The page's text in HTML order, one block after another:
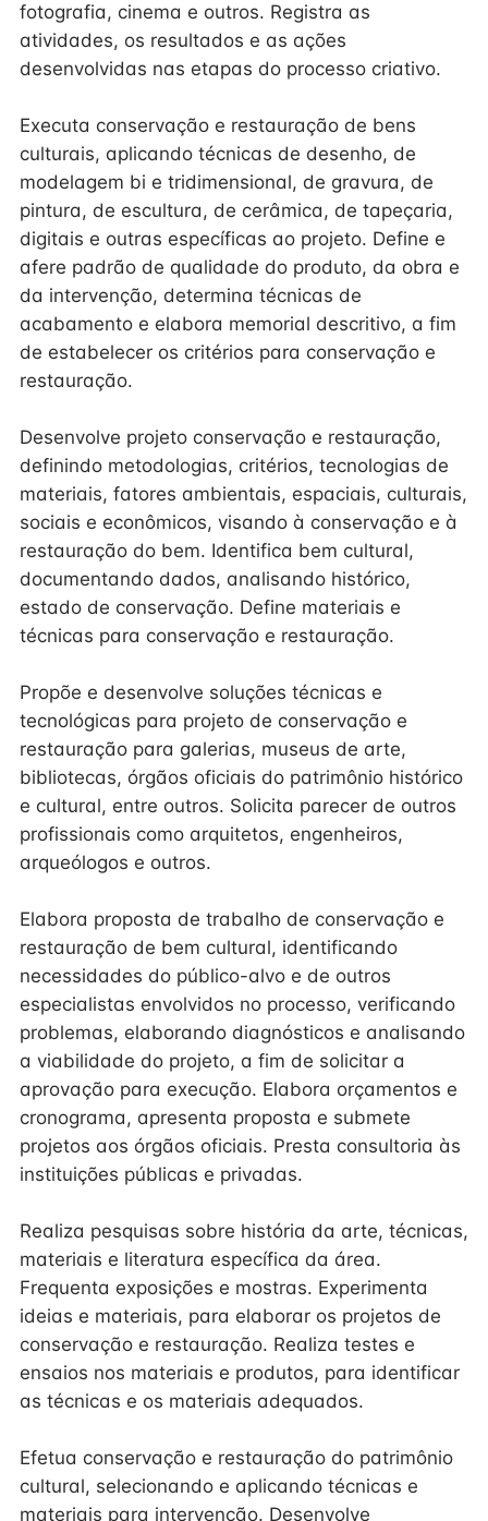
fotografia, cinema e outros. Registra as
atividades, os resultados e as ações
desenvolvidas nas etapas do processo criativo.
Executa conservação e restauração de bens
culturais, aplicando técnicas de desenho, de
modelagem bi e tridimensional, de gravura, de
pintura, de escultura, de cerâmica, de tapeçaria,
digitais e outras específicas ao projeto. Define e
afere padrão de qualidade do produto, da obra e
da intervenção, determina técnicas de
acabamento e elabora memorial descritivo, a fim
de estabelecer os critérios para conservação e
restauração.
Desenvolve projeto conservação e restauração,
definindo metodologias, critérios, tecnologias de
materiais, fatores ambientais, espaciais, culturais,
sociais e econômicos, visando à conservação e à
restauração do bem. Identifica bem cultural,
documentando dados, analisando histórico,
estado de conservação. Define materiais e
técnicas para conservação e restauração.
Propõe e desenvolve soluções técnicas e
tecnológicas para projeto de conservação e
restauração para galerias, museus de arte,
bibliotecas, órgãos oficiais do patrimônio histórico
e cultural, entre outros. Solicita parecer de outros
profissionais como arquitetos, engenheiros,
arqueólogos e outros.
Elabora proposta de trabalho de conservação e
restauração de bem cultural, identificando
necessidades do público-alvo e de outros
especialistas envolvidos no processo, verificando
problemas, elaborando diagnósticos e analisando
a viabilidade do projeto, a fim de solicitar a
aprovação para execução. Elabora orçamentos e
cronograma, apresenta proposta e submete
projetos aos órgãos oficiais. Presta consultoria às
instituições públicas e privadas.
Realiza pesquisas sobre história da arte, técnicas,
materiais e literatura específica da área.
Frequenta exposições e mostras. Experimenta
ideias e materiais, para elaborar os projetos de
conservação e restauração. Realiza testes e
ensaios nos materiais e produtos, para identificar
as técnicas e os materiais adequados.
Efetua conservação e restauração do patrimônio
cultural, selecionando e aplicando técnicas e
materiais para intervenção. Desenvolve